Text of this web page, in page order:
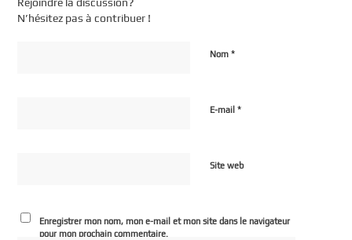
N’hésitez pas à contribuer !
Nom*
E-mail*
Site web
Enregistrer mon nom, mon e-mail et mon site dans le navigateur
pour mon prochain commentaire.